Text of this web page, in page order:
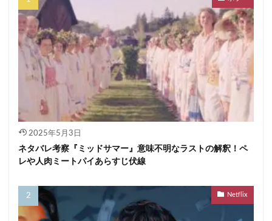
2025年5月3日
ネタバレ考察『ミッドサマー』意味不明なラストの解釈！ペ
レや人肉ミートパイあらすじ伏線
Netflix